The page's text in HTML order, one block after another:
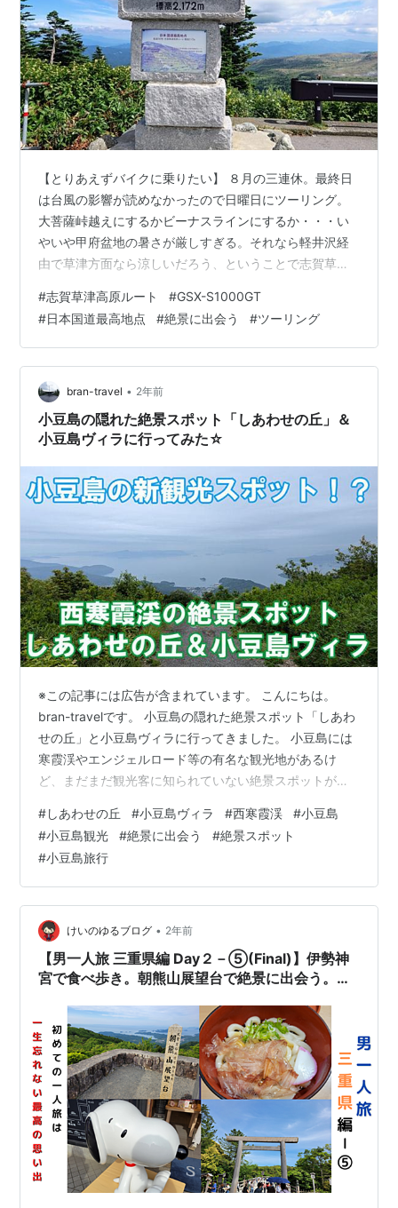
【とりあえずバイクに乗りたい】 ８月の三連休。最終日
は台風の影響が読めなかったので日曜日にツーリング。
大菩薩峠越えにするかビーナスラインにするか・・・い
やいや甲府盆地の暑さが厳しすぎる。それなら軽井沢経
由で草津方面なら涼しいだろう、ということで志賀草津
30℃になる前の7時に出発。 外環から関越、上信越道に
繋いで妙義のあたりからだんだん涼しくなって軽井沢は
25℃くらい。関越は渋滞はあったものの、中央・東名に
比べれば完全停止とか半クラ多用のシーンは少ないので
MT乗りにはいくらか優しい。 碓氷軽井沢ICを降りてから
軽井沢市街に向けて山を下っていくと近…
#志賀草津高原ルート #GSX-S1000GT
#日本国道最高地点 #絶景に出会う #ツーリング
bran-travel • 2年前
小豆島の隠れた絶景スポット「しあわせの丘」＆
小豆島ヴィラに行ってみた☆
※この記事には広告が含まれています。 こんにちは。
bran-travelです。 小豆島の隠れた絶景スポット「しあわ
せの丘」と小豆島ヴィラに行ってきました。 小豆島には
寒霞渓やエンジェルロード等の有名な観光地があるけ
ど、まだまだ観光客に知られていない絶景スポットがあ
の観光地「しあわせの丘」＆小豆島ヴィラを紹介したい
と思います。 この記事はこのような方にオススメ☆ 小豆
島旅行を考えている方 小豆島の隠れた観光スポットを探
している方 小豆島の隠れた絶景スポットを探している方
瀬戸内海の絶景を満喫したい方 ゆっくりと小豆島の絶景
に癒やされたい方 「し…
#しあわせの丘 #小豆島ヴィラ #西寒霞渓 #小豆島
#小豆島観光 #絶景に出会う #絶景スポット
#小豆島旅行
けいのゆるブログ • 2年前
【男一人旅 三重県編 Day２－⑤(Final)】伊勢神
宮で食べ歩き。朝熊山展望台で絶景に出会う。人
なりました。